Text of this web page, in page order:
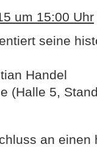
um 15:00 Uhr
seine
Handel
(Halle 5,
an einen